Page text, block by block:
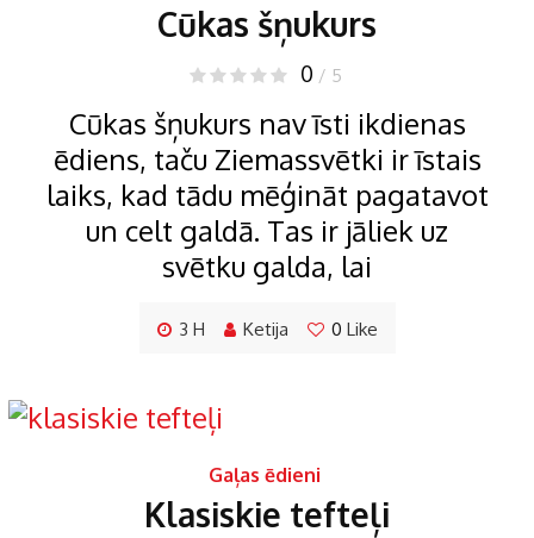
Cūkas šņukurs
0 / 5
Cūkas šņukurs nav īsti ikdienas
ēdiens, taču Ziemassvētki ir īstais
laiks, kad tādu mēģināt pagatavot
un celt galdā. Tas ir jāliek uz
svētku galda, lai
3 H Ketija 0 Like
Gaļas ēdieni
Klasiskie tefteļi